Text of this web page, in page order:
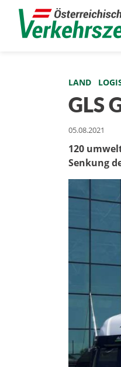
LAND
GLS
05.08.2021
120
Senkung